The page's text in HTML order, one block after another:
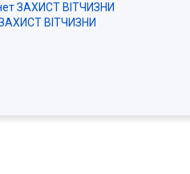
ЗАХИСТ ВІТЧИЗНИ
ЗАХИСТ ВІТЧИЗНИ